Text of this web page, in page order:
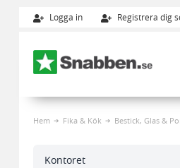
Logga in Registrera dig
Hem Fika & Kök Bestick, Glas &
Kontoret